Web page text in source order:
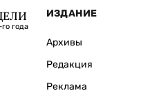
года
ИЗДАНИЕ
Архивы
Редакция
Реклама